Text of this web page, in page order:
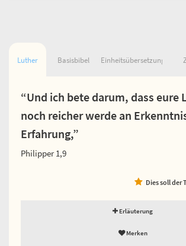
Luther Basisbibel Einheitsübersetzung
“Und ich bete darum, dass eure
noch reicher werde an
Erfahrung,”
Philipper 1,9
Dies soll der
Erläuterung
Merken